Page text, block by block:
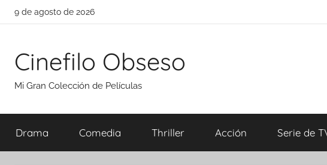
Saltar
9 de agosto de 2026
Cinefilo Obseso
Mi Gran Colección de Películas
Drama Comedia Thriller Acción Serie de